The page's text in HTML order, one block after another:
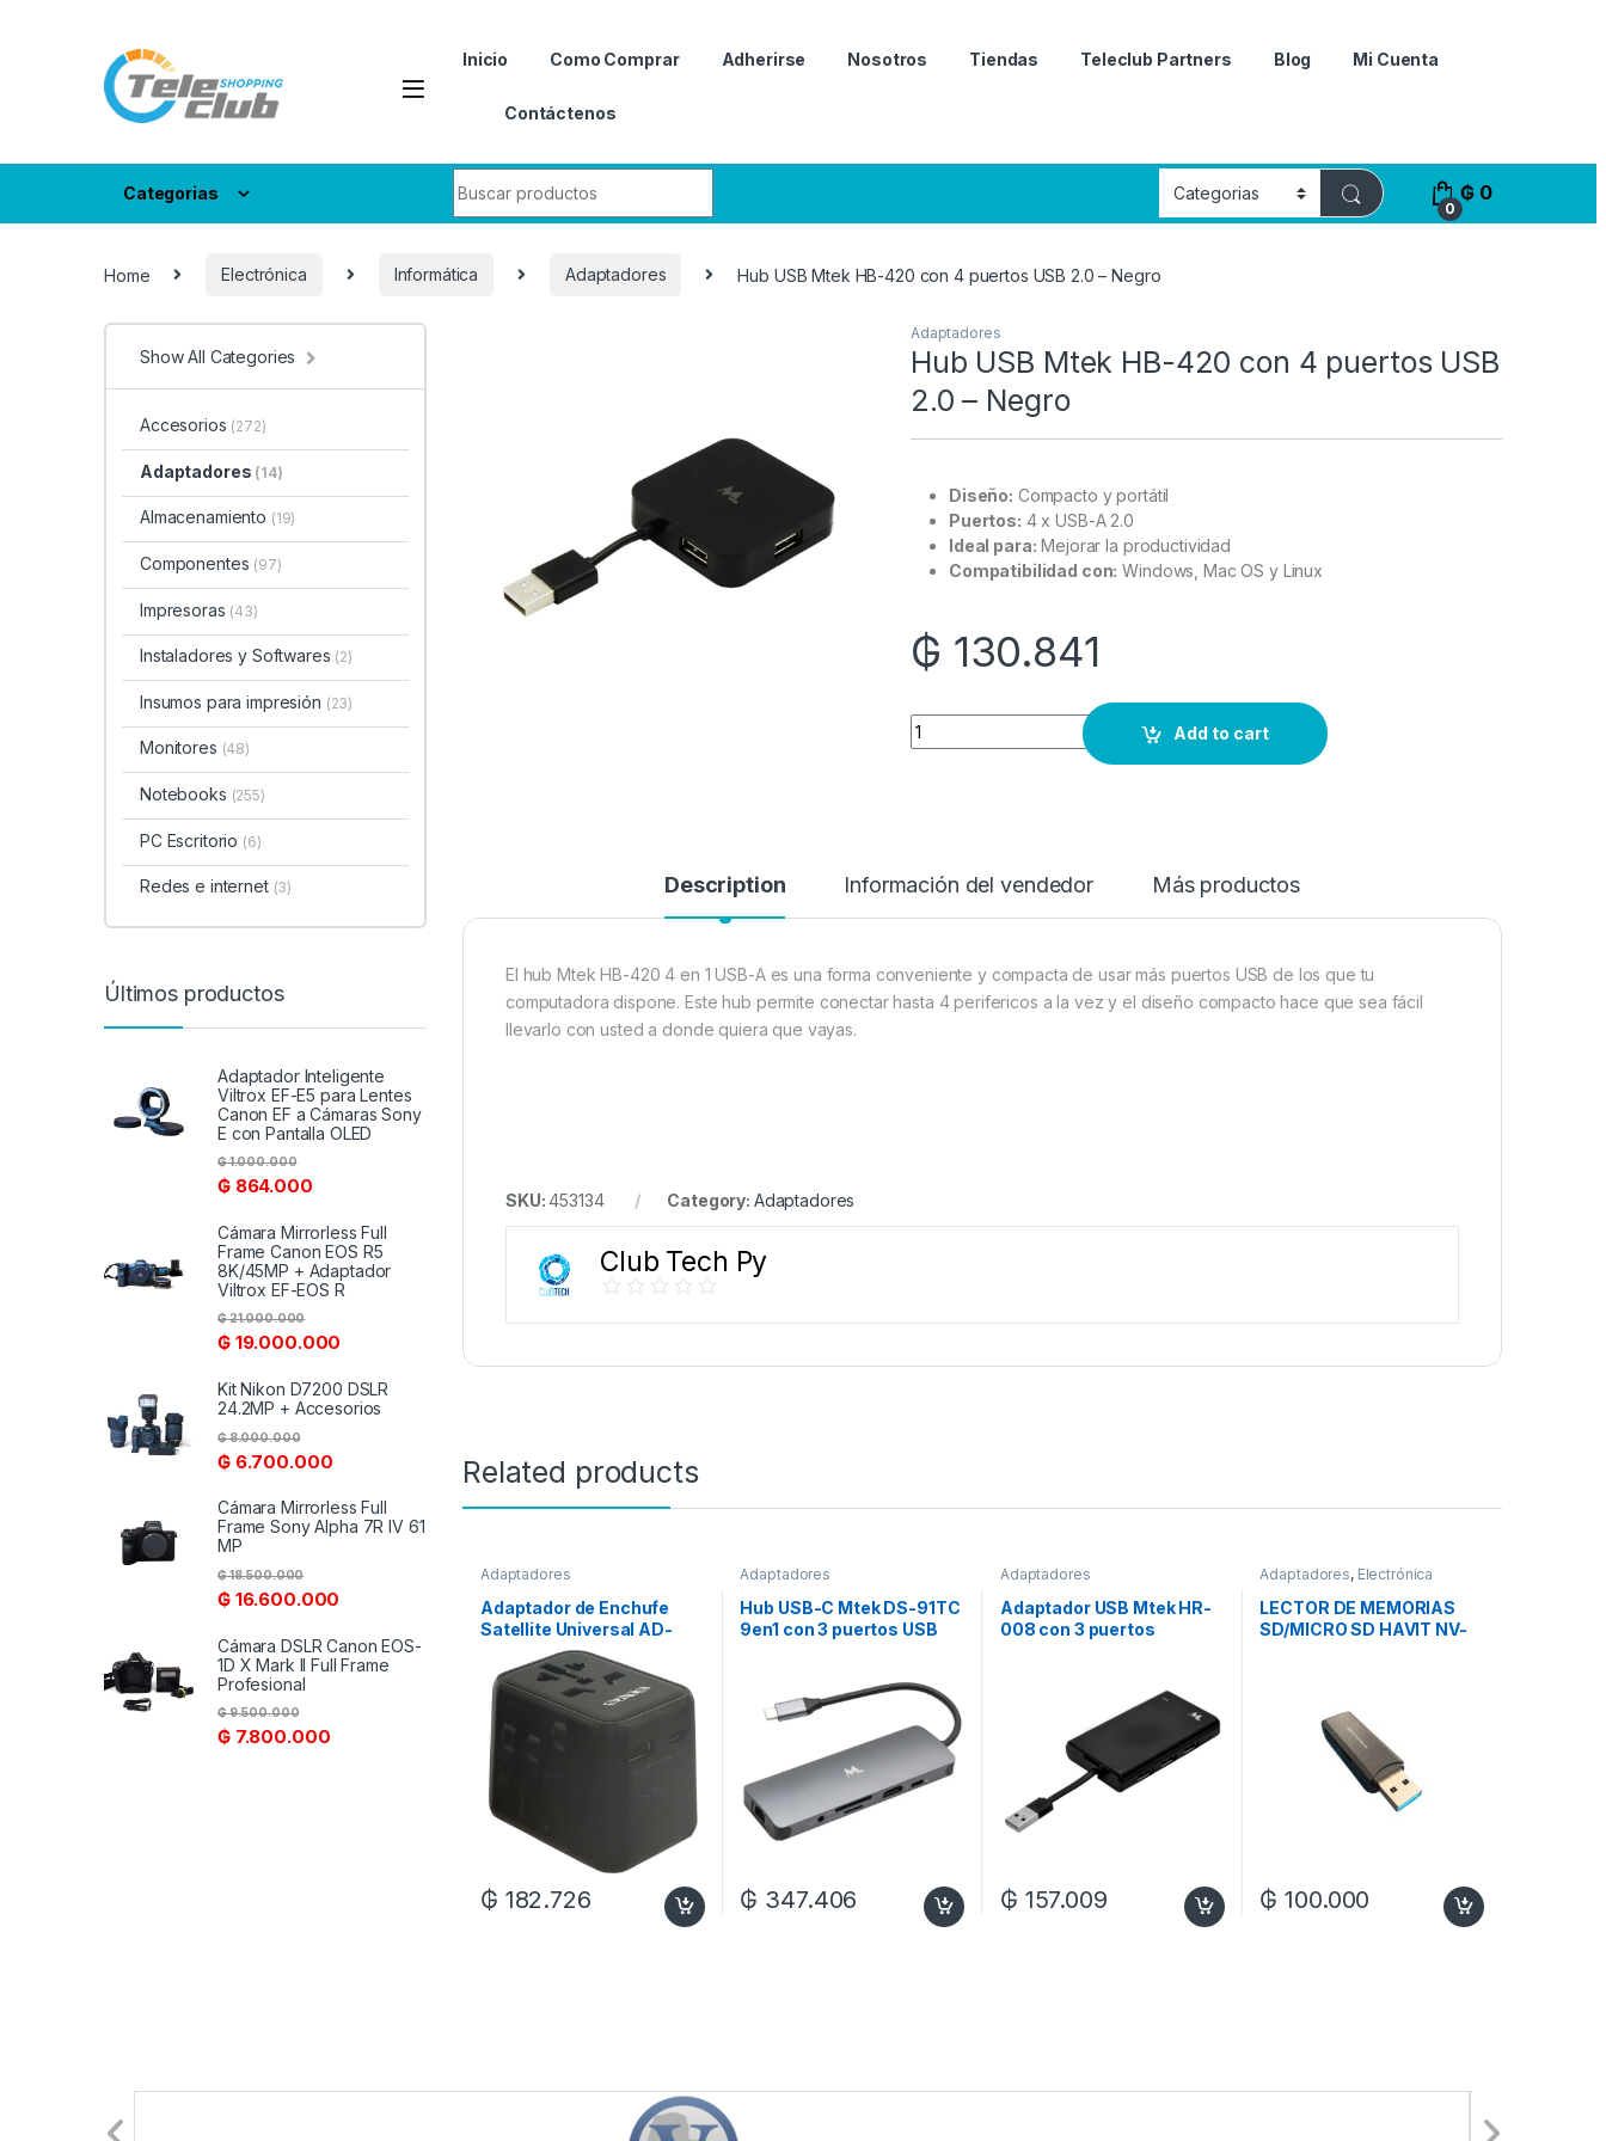
Inicio Como Comprar Adherirse Nosotros Tiendas Teleclub Partners Blog Mi Cuenta
Contáctenos
Categorias
0
₲ 0
Home Electrónica Informática Adaptadores Hub USB Mtek HB-420 con 4 puertos USB 2.0 – Negro
Adaptadores
Hub USB Mtek HB-420 con 4 puertos USB
2.0 – Negro
Diseño: Compacto y portátil
Puertos: 4 x USB-A 2.0
Ideal para: Mejorar la productividad
Compatibilidad con: Windows, Mac OS y Linux
₲ 130.841
Quantity
Add to cart
Description Información del vendedor Más productos
El hub Mtek HB-420 4 en 1 USB-A es una forma conveniente y compacta de usar más puertos USB de los que tu
computadora dispone. Este hub permite conectar hasta 4 perifericos a la vez y el diseño compacto hace que sea fácil
llevarlo con usted a donde quiera que vayas.
SKU:453134 Category: Adaptadores
Club Tech Py
Related products
Adaptadores
Adaptador de Enchufe
Satellite Universal AD-
0002 – Negro
₲ 182.726
Adaptadores
Hub USB-C Mtek DS-91TC
9en1 con 3 puertos USB
₲ 347.406
Adaptadores
Adaptador USB Mtek HR-
008 con 3 puertos
₲ 157.009
Adaptadores, Electrónica
LECTOR DE MEMORIAS
SD/MICRO SD HAVIT NV-
₲ 100.000
Show All Categories
Accesorios (272)
Adaptadores (14)
Almacenamiento (19)
Componentes (97)
Impresoras (43)
Instaladores y Softwares (2)
Insumos para impresión (23)
Monitores (48)
Notebooks (255)
PC Escritorio (6)
Redes e internet (3)
Últimos productos
Adaptador Inteligente
Viltrox EF-E5 para Lentes
Canon EF a Cámaras Sony
E con Pantalla OLED
₲864.000
₲1.000.000
Cámara Mirrorless Full
Frame Canon EOS R5
8K/45MP + Adaptador
Viltrox EF-EOS R
₲19.000.000
₲21.000.000
Kit Nikon D7200 DSLR
24.2MP + Accesorios
₲6.700.000
₲8.000.000
Cámara Mirrorless Full
Frame Sony Alpha 7R IV 61
MP
₲16.600.000
₲18.500.000
Cámara DSLR Canon EOS-
1D X Mark II Full Frame
Profesional
₲7.800.000
₲9.500.000